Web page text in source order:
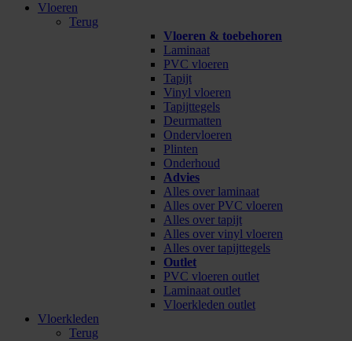
Vloeren
Terug
Vloeren & toebehoren
Laminaat
PVC vloeren
Tapijt
Vinyl vloeren
Tapijttegels
Deurmatten
Ondervloeren
Plinten
Onderhoud
Advies
Alles over laminaat
Alles over PVC vloeren
Alles over tapijt
Alles over vinyl vloeren
Alles over tapijttegels
Outlet
PVC vloeren outlet
Laminaat outlet
Vloerkleden outlet
Vloerkleden
Terug